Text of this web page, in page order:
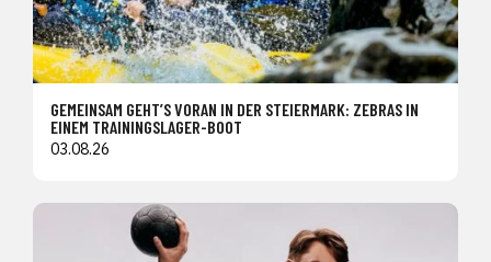
GEMEINSAM GEHT’S VORAN IN DER STEIERMARK: ZEBRAS IN
EINEM TRAININGSLAGER-BOOT
03.08.26